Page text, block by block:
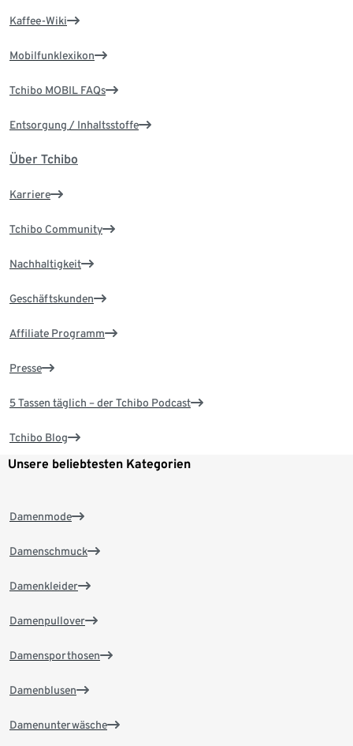
Kaffee-Wiki
Mobilfunklexikon
Tchibo MOBIL FAQs
Entsorgung / Inhaltsstoffe
Über Tchibo
Karriere
Tchibo Community
Nachhaltigkeit
Geschäftskunden
Affiliate Programm
Presse
5 Tassen täglich – der Tchibo Podcast
Tchibo Blog
Unsere beliebtesten Kategorien
Damenmode
Damenschmuck
Damenkleider
Damenpullover
Damensporthosen
Damenblusen
Damenunterwäsche